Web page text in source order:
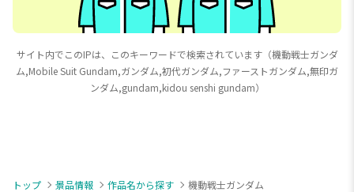
サイト内でこのIPは、このキーワードで検索されています（機動戦士ガンダ
ム,Mobile Suit Gundam,ガンダム,初代ガンダム,ファーストガンダム,無印ガ
ンダム,gundam,kidou senshi gundam）
トップ 景品情報 作品名から探す 機動戦士ガンダム